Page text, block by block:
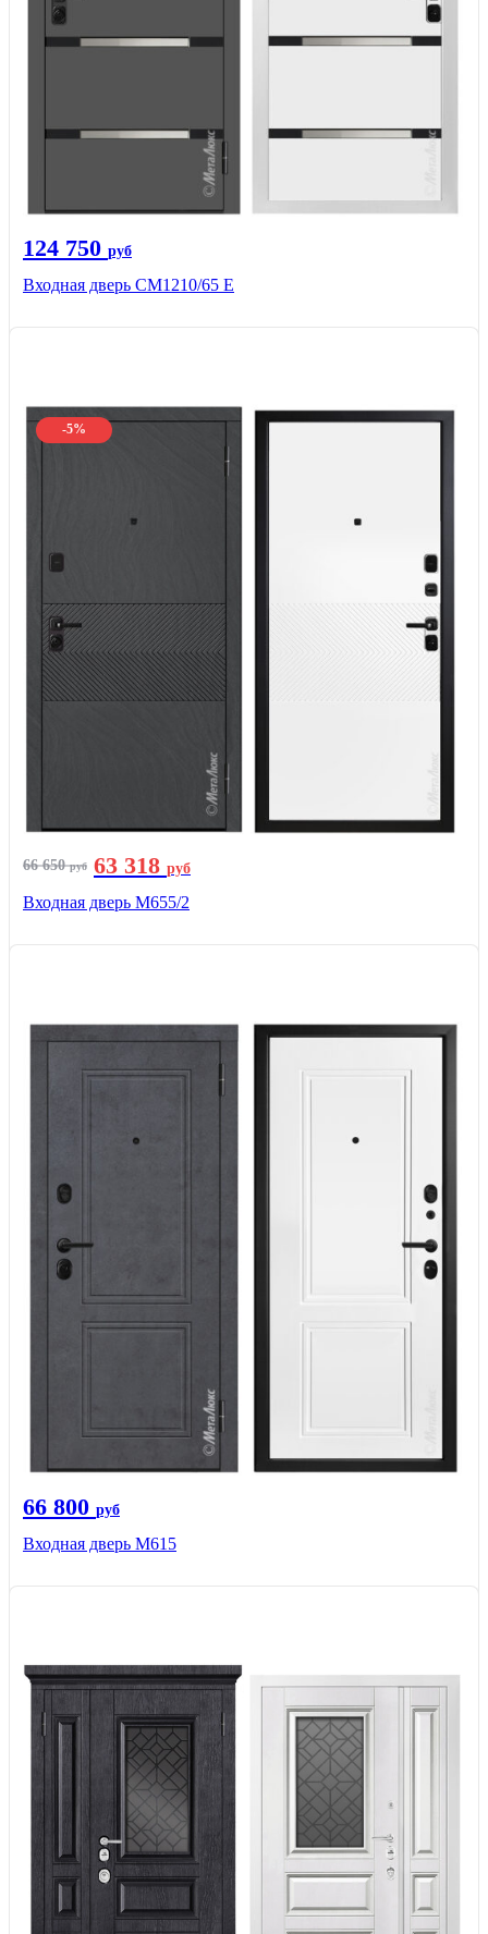
124 750 руб
Входная дверь CМ1210/65 Е
-5%
66 650руб 63 318 руб
Входная дверь М655/2
66 800 руб
Входная дверь М615